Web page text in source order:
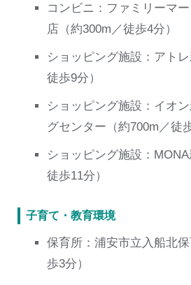
コンビニ：ファミリーマ
店（約300m／徒歩4分）
ショッピング施設：アト
徒歩9分）
ショッピング施設：イオ
グセンター（約700m／徒
ショッピング施設：
徒歩11分）
子育て・教育環境
保育所：浦安市立入船北
歩3分）